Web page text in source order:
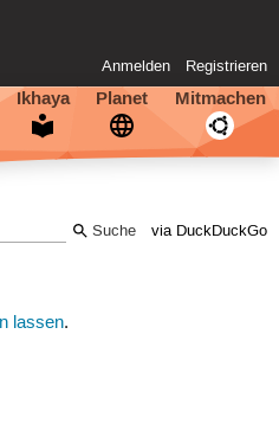
Anmelden Registrieren
Ikhaya Planet Mitmachen
via DuckDuckGo
lassen.